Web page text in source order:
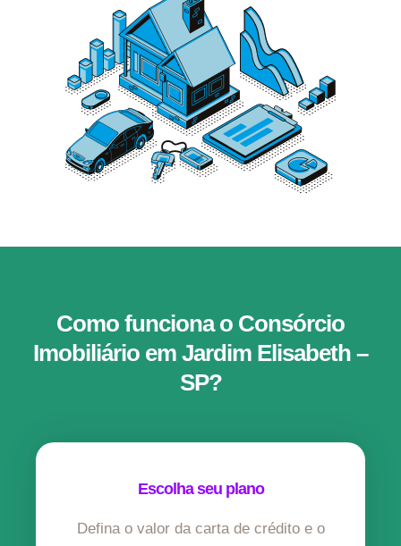
Como funciona o Consórcio
Imobiliário em Jardim Elisabeth –
SP?
Escolha seu plano
Defina o valor da carta de crédito e o